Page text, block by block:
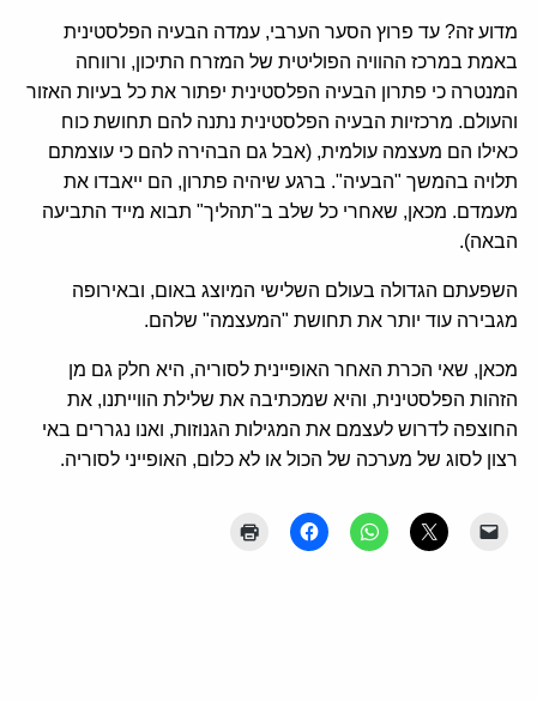
מדוע זה? עד פרוץ הסער הערבי, עמדה הבעיה הפלסטינית
באמת במרכז ההוויה הפוליטית של המזרח התיכון, ורווחה
המנטרה כי פתרון הבעיה הפלסטינית יפתור את כל בעיות האזור
והעולם. מרכזיות הבעיה הפלסטינית נתנה להם תחושת כוח
כאילו הם מעצמה עולמית, (אבל גם הבהירה להם כי עוצמתם
תלויה בהמשך "הבעיה". ברגע שיהיה פתרון, הם ייאבדו את
מעמדם. מכאן, שאחרי כל שלב ב"תהליך" תבוא מייד התביעה
הבאה).
השפעתם הגדולה בעולם השלישי המיוצג באום, ובאירופה
מגבירה עוד יותר את תחושת "המעצמה" שלהם.
מכאן, שאי הכרת האחר האופיינית לסוריה, היא חלק גם מן
הזהות הפלסטינית, והיא שמכתיבה את שלילת הווייתנו, את
החוצפה לדרוש לעצמם את המגילות הגנוזות, ואנו נגררים באי
רצון לסוג של מערכה של הכול או לא כלום, האופייני לסוריה.